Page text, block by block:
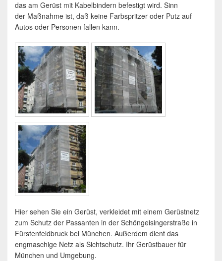
das am Gerüst mit Kabelbindern befestigt wird. Sinn
der Maßnahme ist, daß keine Farbspritzer oder Putz auf
Autos oder Personen fallen kann.
Hier sehen Sie ein Gerüst, verkleidet mit einem Gerüstnetz
zum Schutz der Passanten in der Schöngeisingerstraße in
Fürstenfeldbruck bei München. Außerdem dient das
engmaschige Netz als Sichtschutz. Ihr Gerüstbauer für
München und Umgebung.